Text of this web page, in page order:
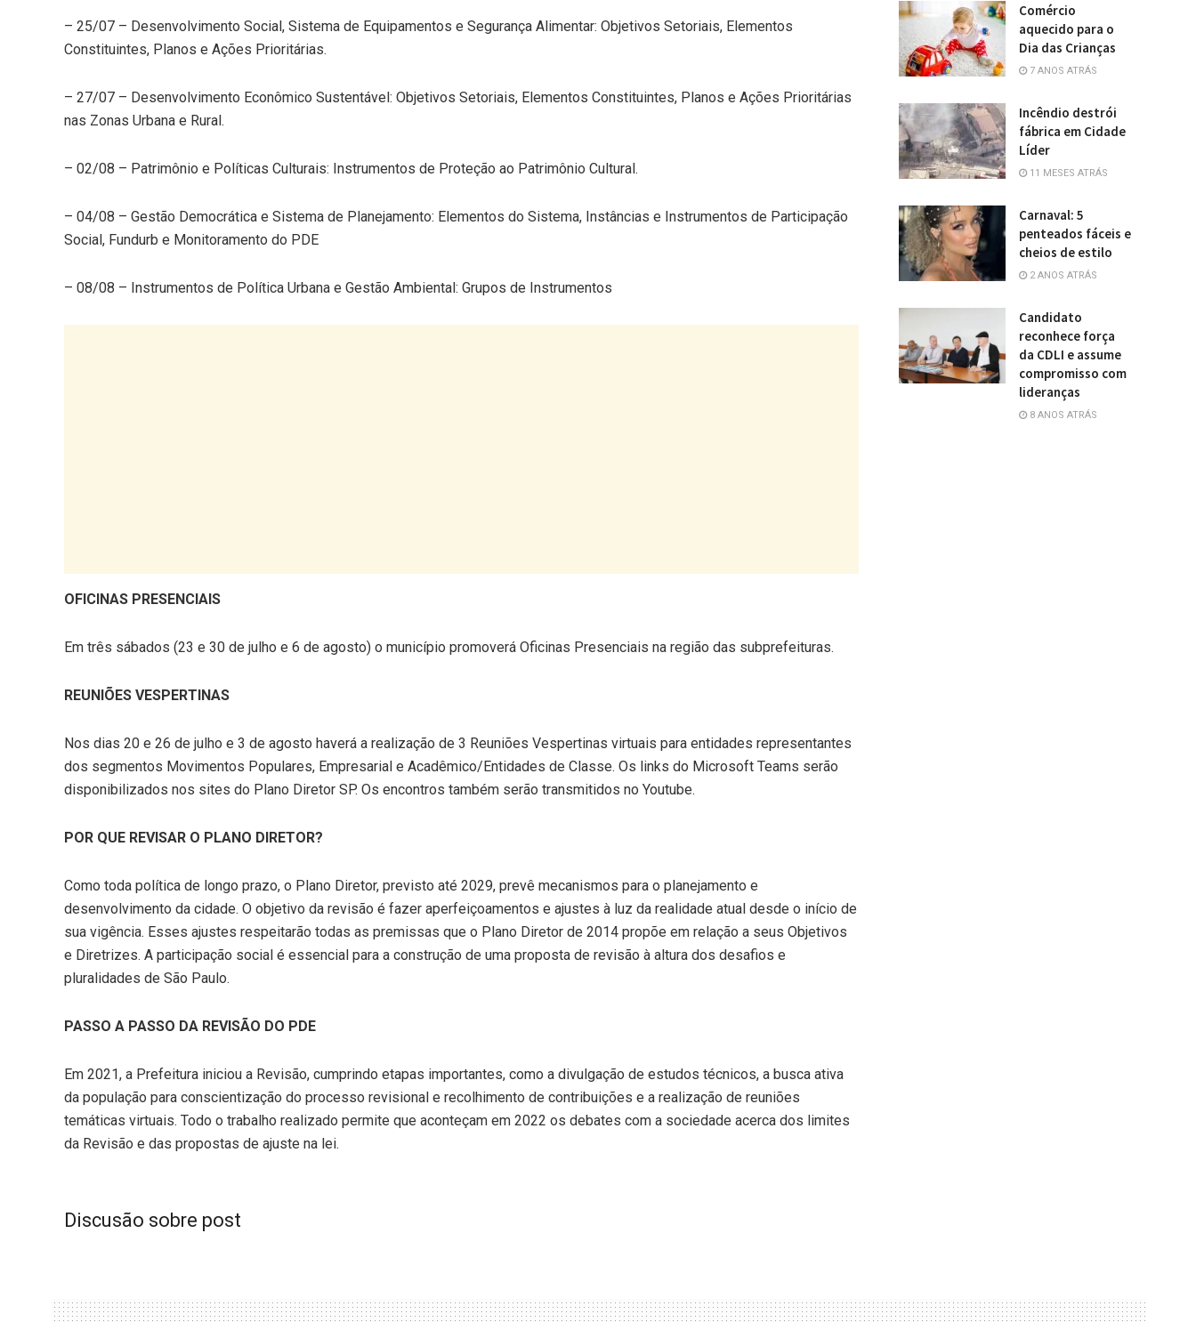
– 25/07 – Desenvolvimento Social, Sistema de Equipamentos e Segurança Alimentar: Objetivos Setoriais, Elementos
Constituintes, Planos e Ações Prioritárias.
– 27/07 – Desenvolvimento Econômico Sustentável: Objetivos Setoriais, Elementos Constituintes, Planos e Ações Prioritárias
nas Zonas Urbana e Rural.
– 02/08 – Patrimônio e Políticas Culturais: Instrumentos de Proteção ao Patrimônio Cultural.
– 04/08 – Gestão Democrática e Sistema de Planejamento: Elementos do Sistema, Instâncias e Instrumentos de Participação
Social, Fundurb e Monitoramento do PDE
– 08/08 – Instrumentos de Política Urbana e Gestão Ambiental: Grupos de Instrumentos
OFICINAS PRESENCIAIS
Em três sábados (23 e 30 de julho e 6 de agosto) o município promoverá Oficinas Presenciais na região das subprefeituras.
REUNIÕES VESPERTINAS
Nos dias 20 e 26 de julho e 3 de agosto haverá a realização de 3 Reuniões Vespertinas virtuais para entidades representantes
dos segmentos Movimentos Populares, Empresarial e Acadêmico/Entidades de Classe. Os links do Microsoft Teams serão
disponibilizados nos sites do Plano Diretor SP. Os encontros também serão transmitidos no Youtube.
POR QUE REVISAR O PLANO DIRETOR?
Como toda política de longo prazo, o Plano Diretor, previsto até 2029, prevê mecanismos para o planejamento e
desenvolvimento da cidade. O objetivo da revisão é fazer aperfeiçoamentos e ajustes à luz da realidade atual desde o início de
sua vigência. Esses ajustes respeitarão todas as premissas que o Plano Diretor de 2014 propõe em relação a seus Objetivos
e Diretrizes. A participação social é essencial para a construção de uma proposta de revisão à altura dos desafios e
pluralidades de São Paulo.
PASSO A PASSO DA REVISÃO DO PDE
Em 2021, a Prefeitura iniciou a Revisão, cumprindo etapas importantes, como a divulgação de estudos técnicos, a busca ativa
da população para conscientização do processo revisional e recolhimento de contribuições e a realização de reuniões
temáticas virtuais. Todo o trabalho realizado permite que aconteçam em 2022 os debates com a sociedade acerca dos limites
da Revisão e das propostas de ajuste na lei.
Discusão sobre post
Comércio
aquecido para o
Dia das Crianças
7 ANOS ATRÁS
Incêndio destrói
fábrica em Cidade
Líder
11 MESES ATRÁS
Carnaval: 5
penteados fáceis e
cheios de estilo
2 ANOS ATRÁS
Candidato
reconhece força
da CDLI e assume
compromisso com
lideranças
8 ANOS ATRÁS